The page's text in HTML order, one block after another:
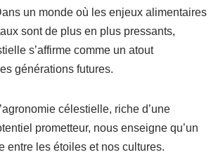
un monde où les enjeux alimentaires
sont de plus en plus pressants,
s’affirme comme un atout
générations futures.
célestielle, riche d’une
prometteur, nous enseigne qu’un
entre les étoiles et nos cultures.